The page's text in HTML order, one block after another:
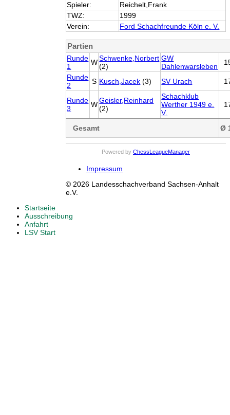
Spieler:
Reichelt,Frank
TWZ:
1999
Verein:
Ford Schachfreunde Köln e. V.
Partien
Runde
1
W Schwenke,Norbert
(2)
GW
Dahlenwarsleben
Runde
2
S Kusch,Jacek (3) SV Urach
Runde
3
W Geisler,Reinhard
(2)
Schachklub
Werther 1949 e.
V.
Gesamt Ø
Powered by ChessLeagueManager
Impressum
© 2026 Landesschachverband Sachsen-Anhalt
e.V.
Startseite
Ausschreibung
Anfahrt
LSV Start